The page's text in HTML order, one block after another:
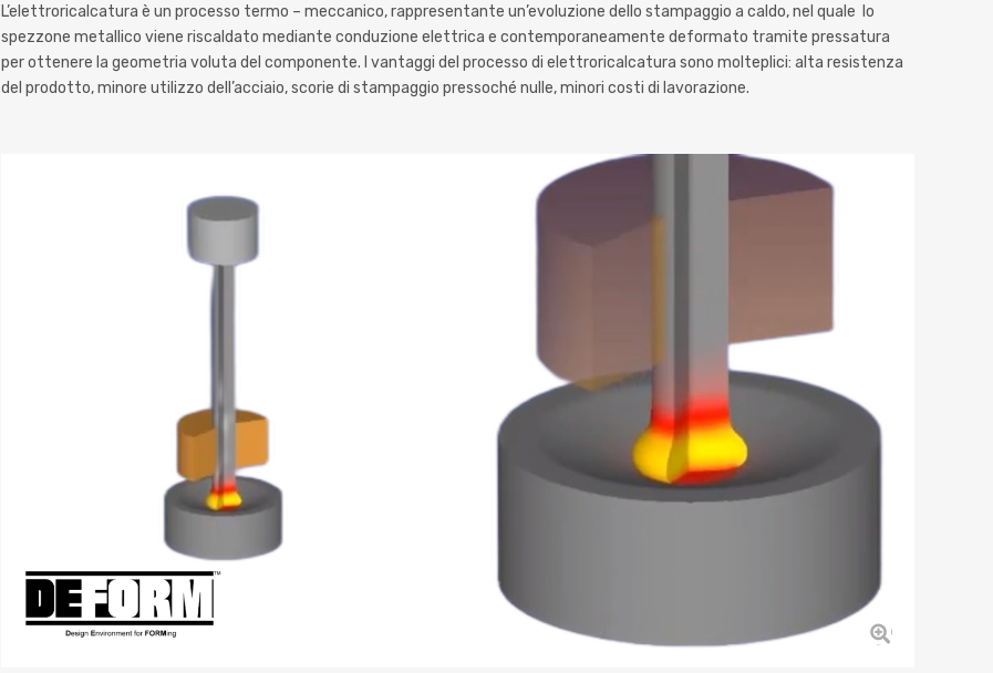
L’elettroricalcatura è un processo termo – meccanico, rappresentante un’evoluzione dello stampaggio a caldo, nel quale lo
spezzone metallico viene riscaldato mediante conduzione elettrica e contemporaneamente deformato tramite pressatura
per ottenere la geometria voluta del componente. I vantaggi del processo di elettroricalcatura sono molteplici: alta resistenza
del prodotto, minore utilizzo dell’acciaio, scorie di stampaggio pressoché nulle, minori costi di lavorazione.